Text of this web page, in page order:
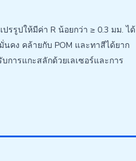
รรูปให้มีค่า R น้อยกว่า ≥ 0.3 มม. ได้
นคง คล้ายกับ POM และทาสีได้ยาก
การแกะสลักด้วยเลเซอร์และการ